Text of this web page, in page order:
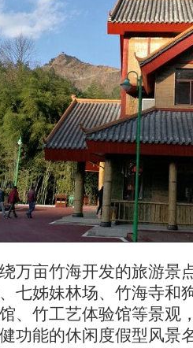
万亩竹海开发的旅游景
七姊妹林场、竹海寺和
、竹工艺体验馆等景观
功能的休闲度假型风景